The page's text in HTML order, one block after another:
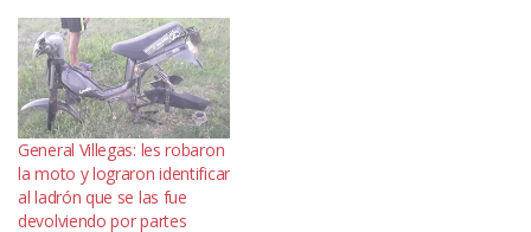
General Villegas: les robaron
la moto y lograron identificar
al ladrón que se las fue
devolviendo por partes